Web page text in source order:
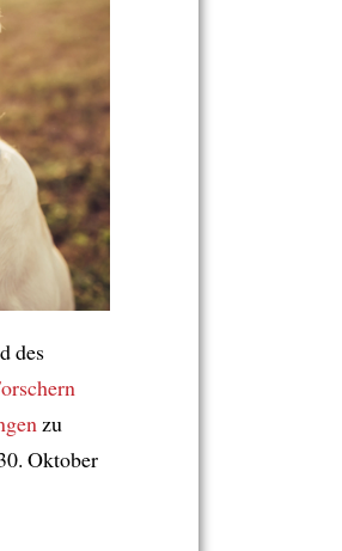
des
zu
Oktober